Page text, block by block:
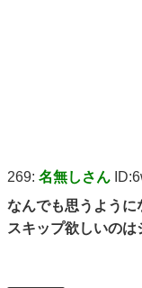
269: 名無しさん
なんでも思うように
スキップ欲しいの